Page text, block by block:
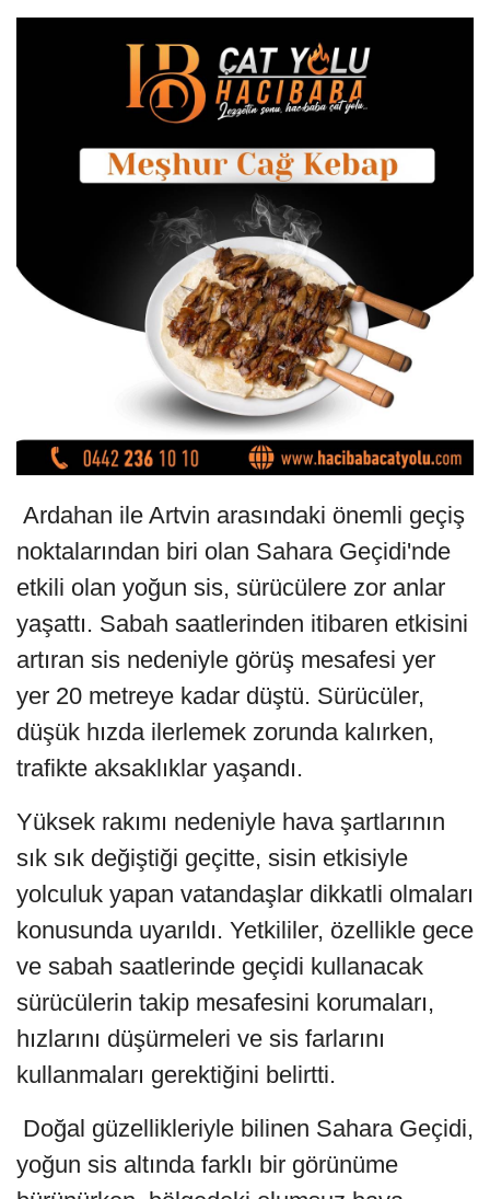
Ardahan ile Artvin arasındaki önemli geçiş
noktalarından biri olan Sahara Geçidi'nde
etkili olan yoğun sis, sürücülere zor anlar
yaşattı. Sabah saatlerinden itibaren etkisini
artıran sis nedeniyle görüş mesafesi yer
yer 20 metreye kadar düştü. Sürücüler,
düşük hızda ilerlemek zorunda kalırken,
trafikte aksaklıklar yaşandı.
Yüksek rakımı nedeniyle hava şartlarının
sık sık değiştiği geçitte, sisin etkisiyle
yolculuk yapan vatandaşlar dikkatli olmaları
konusunda uyarıldı. Yetkililer, özellikle gece
ve sabah saatlerinde geçidi kullanacak
sürücülerin takip mesafesini korumaları,
hızlarını düşürmeleri ve sis farlarını
kullanmaları gerektiğini belirtti.
Doğal güzellikleriyle bilinen Sahara Geçidi,
yoğun sis altında farklı bir görünüme